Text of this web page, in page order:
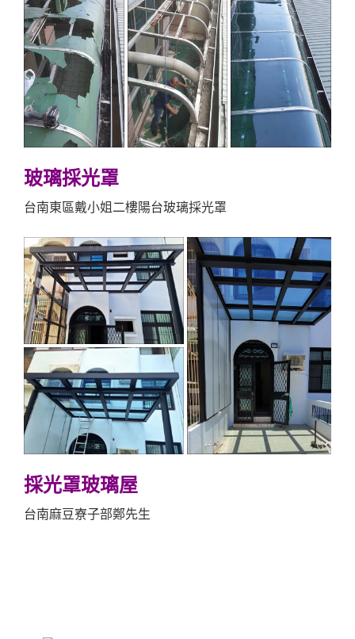
玻璃採光罩
台南東區戴小姐二樓陽台玻璃採光罩
採光罩玻璃屋
台南麻豆寮子部鄭先生